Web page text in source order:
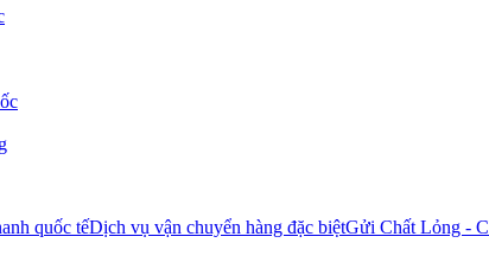
quốc tếDịch vụ vận chuyển hàng đặc biệtGửi Chất Lỏng -